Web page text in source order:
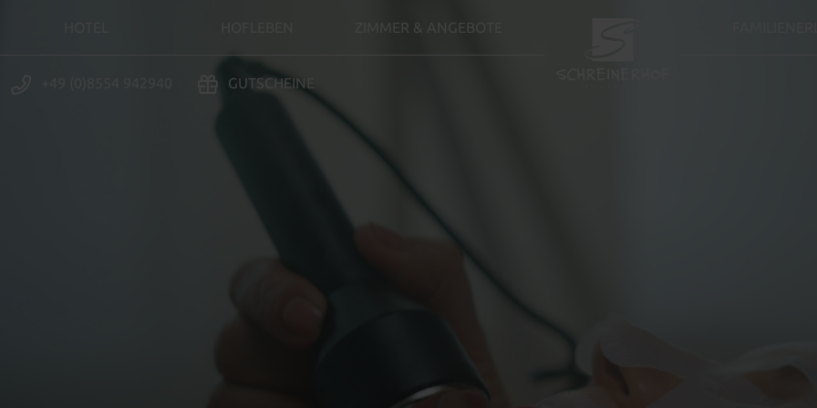
ZIMMER & ANGEBOTE
GUTSCHEINE